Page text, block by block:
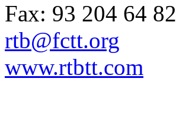
Fax: 93 204 64 82
rtb@fctt.org
www.rtbtt.com